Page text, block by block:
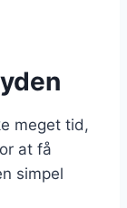
meget tid,
at få
simpel